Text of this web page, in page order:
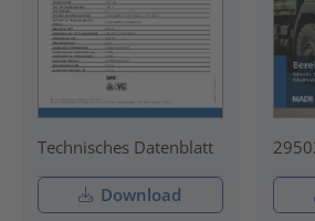
Technisches Datenblatt
Download